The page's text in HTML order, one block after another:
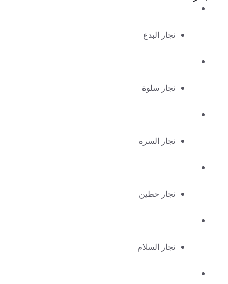
نجار البدع
نجار سلوة
نجار السره
نجار حطين
نجار السلام